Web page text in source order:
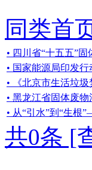
同类首
• 四川省“十五五”
• 国家能源局印发
• 《北京市生活垃
• 黑龙江省固体废
• 从“引水”到“生
共0条 [